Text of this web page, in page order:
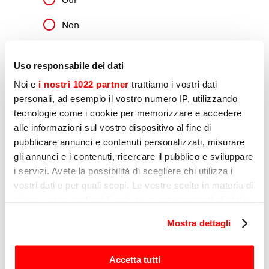
Uso responsabile dei dati
Noi e i nostri 1022 partner trattiamo i vostri dati
personali, ad esempio il vostro numero IP, utilizzando
tecnologie come i cookie per memorizzare e accedere
alle informazioni sul vostro dispositivo al fine di
pubblicare annunci e contenuti personalizzati, misurare
gli annunci e i contenuti, ricercare il pubblico e sviluppare
i servizi. Avete la possibilità di scegliere chi utilizza i
vostri dati e per quali scopi. Le vostre scelte in materia di
modificare o revocare il proprio consenso in qualsiasi
momento dalla Dichiarazione sui cookie o facendo clic
sull'icona di attivazione della privacy.
Mostra dettagli
Accetta tutti
Non
Marketing
J’autorise le traitement de mes données
personnelles par Sirman pour l'envoi de
communications à des fins de marketing,
comme indiqué au point D) et E) de la politique
de confidentialité.
Oui
Non